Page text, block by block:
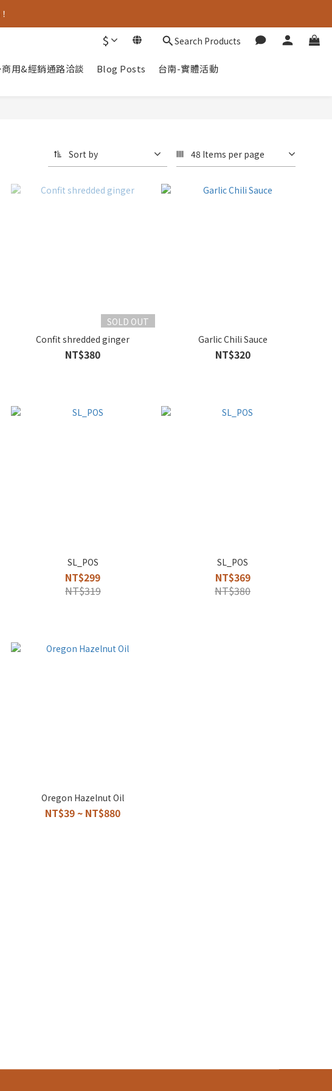
$ Search Products
用&經銷通路洽談 Blog Posts 台南-實體活動
Sort by 48 Items per page
SOLD OUT
Confit shredded ginger
NT$380
Garlic Chili Sauce
NT$320
SL_POS
NT$299
NT$319
SL_POS
NT$369
NT$380
Oregon Hazelnut Oil
NT$39 ~ NT$880